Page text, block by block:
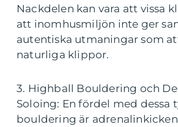
Nackdelen kan vara att vissa
att inomhusmiljön inte ger
autentiska utmaningar som
naturliga klippor.
3. Highball Bouldering och
Soloing: En fördel med dessa
bouldering är